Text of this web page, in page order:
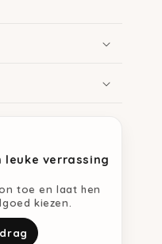
leuke verrassing
toe en laat hen
kiezen.